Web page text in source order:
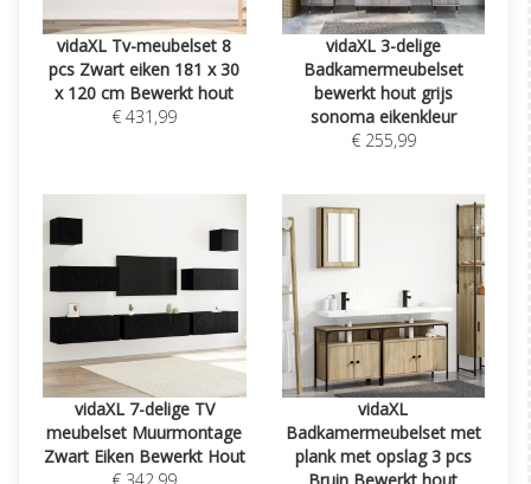
vidaXL Tv-meubelset 8
pcs Zwart eiken 181 x 30
x 120 cm Bewerkt hout
€ 431,99
vidaXL 3-delige
Badkamermeubelset
bewerkt hout grijs
sonoma eikenkleur
€ 255,99
vidaXL 7-delige TV
meubelset Muurmontage
Zwart Eiken Bewerkt Hout
€ 342,99
vidaXL
Badkamermeubelset met
plank met opslag 3 pcs
Bruin Bewerkt hout